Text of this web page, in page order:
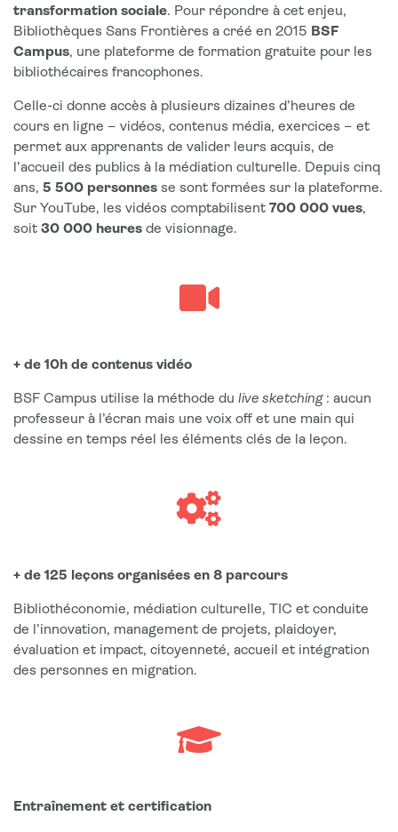
transformation sociale. Pour répondre à cet enjeu,
Bibliothèques Sans Frontières a créé en 2015 BSF
Campus, une plateforme de formation gratuite pour les
bibliothécaires francophones.
Celle-ci donne accès à plusieurs dizaines d’heures de
cours en ligne – vidéos, contenus média, exercices – et
permet aux apprenants de valider leurs acquis, de
l’accueil des publics à la médiation culturelle. Depuis cinq
ans, 5 500 personnes se sont formées sur la plateforme.
Sur YouTube, les vidéos comptabilisent 700 000 vues,
soit 30 000 heures de visionnage.
+ de 10h de contenus vidéo
BSF Campus utilise la méthode du live sketching: aucun
professeur à l’écran mais une voix off et une main qui
dessine en temps réel les éléments clés de la leçon.
+ de 125 leçons organisées en 8 parcours
Bibliothéconomie, médiation culturelle, TIC et conduite
de l’innovation, management de projets, plaidoyer,
évaluation et impact, citoyenneté, accueil et intégration
des personnes en migration.
Entraînement et certification